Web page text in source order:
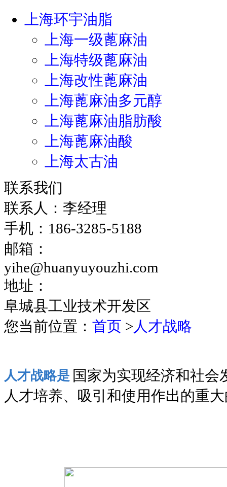
上海环宇油脂
上海一级蓖麻油
上海特级蓖麻油
上海改性蓖麻油
上海蓖麻油多元醇
上海蓖麻油脂肪酸
上海蓖麻油酸
上海太古油
联系我们
联系人：李经理
手机：186-3285-5188
邮箱：
yihe@huanyuyouzhi.com
地址：
阜城县工业技术开发区
您当前位置： 首页 > 人才战略
人才战略是 国家为实现经济和社
人才培养、吸引和使用作出的重